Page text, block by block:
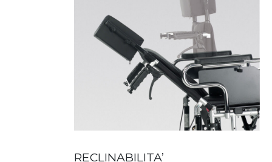
RECLINABILITA’